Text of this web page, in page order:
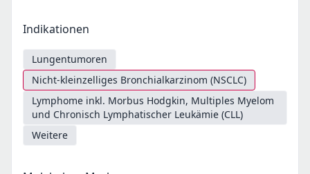
Indikationen
Lungentumoren
Nicht-kleinzelliges Bronchialkarzinom (NSCLC)
Lymphome inkl. Morbus Hodgkin, Multiples Myelom
und Chronisch Lymphatischer Leukämie (CLL)
Weitere